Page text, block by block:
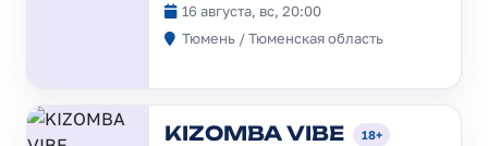
16 августа, вс, 20:00
Тюмень / Тюменская область
KIZOMBA VIBE 18+